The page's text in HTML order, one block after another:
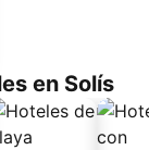
en Solís